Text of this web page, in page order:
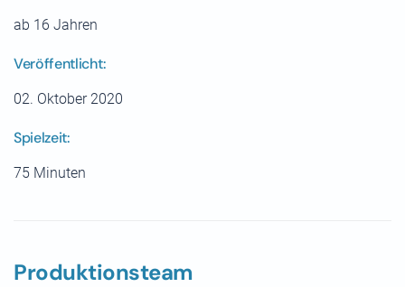
ab 16 Jahren
Veröffentlicht:
02. Oktober 2020
Spielzeit:
75 Minuten
Produktionsteam